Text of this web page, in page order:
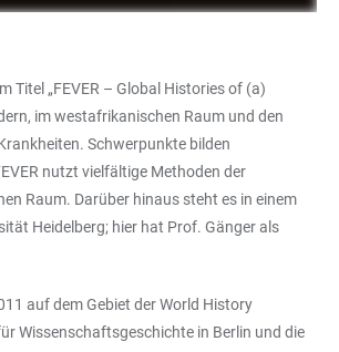
Titel „FEVER – Global Histories of (a)
im westafrikanischen Raum und den
Schwerpunkte bilden
nutzt vielfältige Methoden der
Raum. Darüber hinaus steht es in einem
Heidelberg; hier hat Prof. Gänger als
auf dem Gebiet der World History
Wissenschaftsgeschichte in Berlin und die